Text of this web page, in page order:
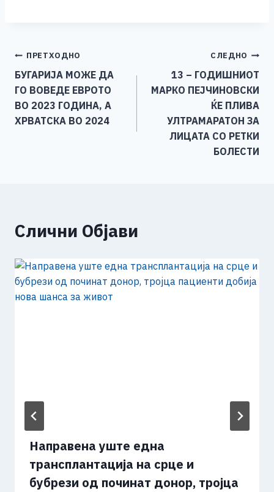
b
o
o
k
n
g
er
Li
n
k
Навигација
на
напис
ПРЕТХОДНО
БУГАРИЈА МОЖЕ ДА
ГО ВОВЕДЕ ЕВРОТО
ВО 2023 ГОДИНА, А
ХРВАТСКА ВО 2024
СЛЕДНО
13 – ГОДИШНИОТ
МАРКО ПЕЈЧИНОВСКИ
ЌЕ ПЛИВА
УЛТРАМАРАТОН ЗА
ЛИЦАТА СО РЕТКИ
БОЛЕСТИ
Слични Објави
Направена уште една
трансплантација на срце и
бубрези од починат донор, тројца